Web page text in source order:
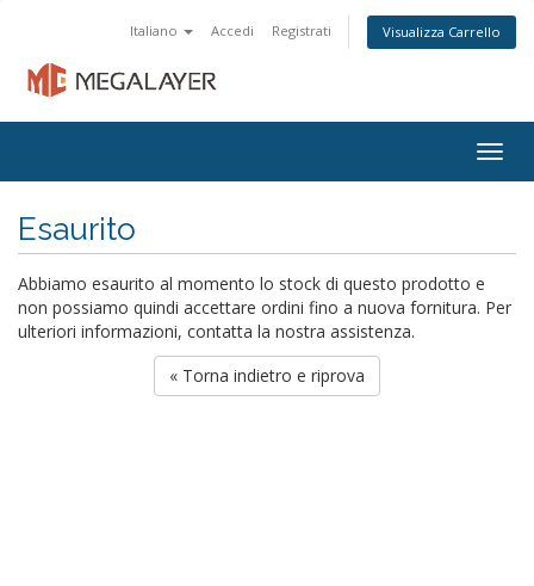
Italiano Accedi Registrati Visualizza Carrello
Esaurito
Abbiamo esaurito al momento lo stock di questo prodotto e
non possiamo quindi accettare ordini fino a nuova fornitura. Per
ulteriori informazioni, contatta la nostra assistenza.
« Torna indietro e riprova